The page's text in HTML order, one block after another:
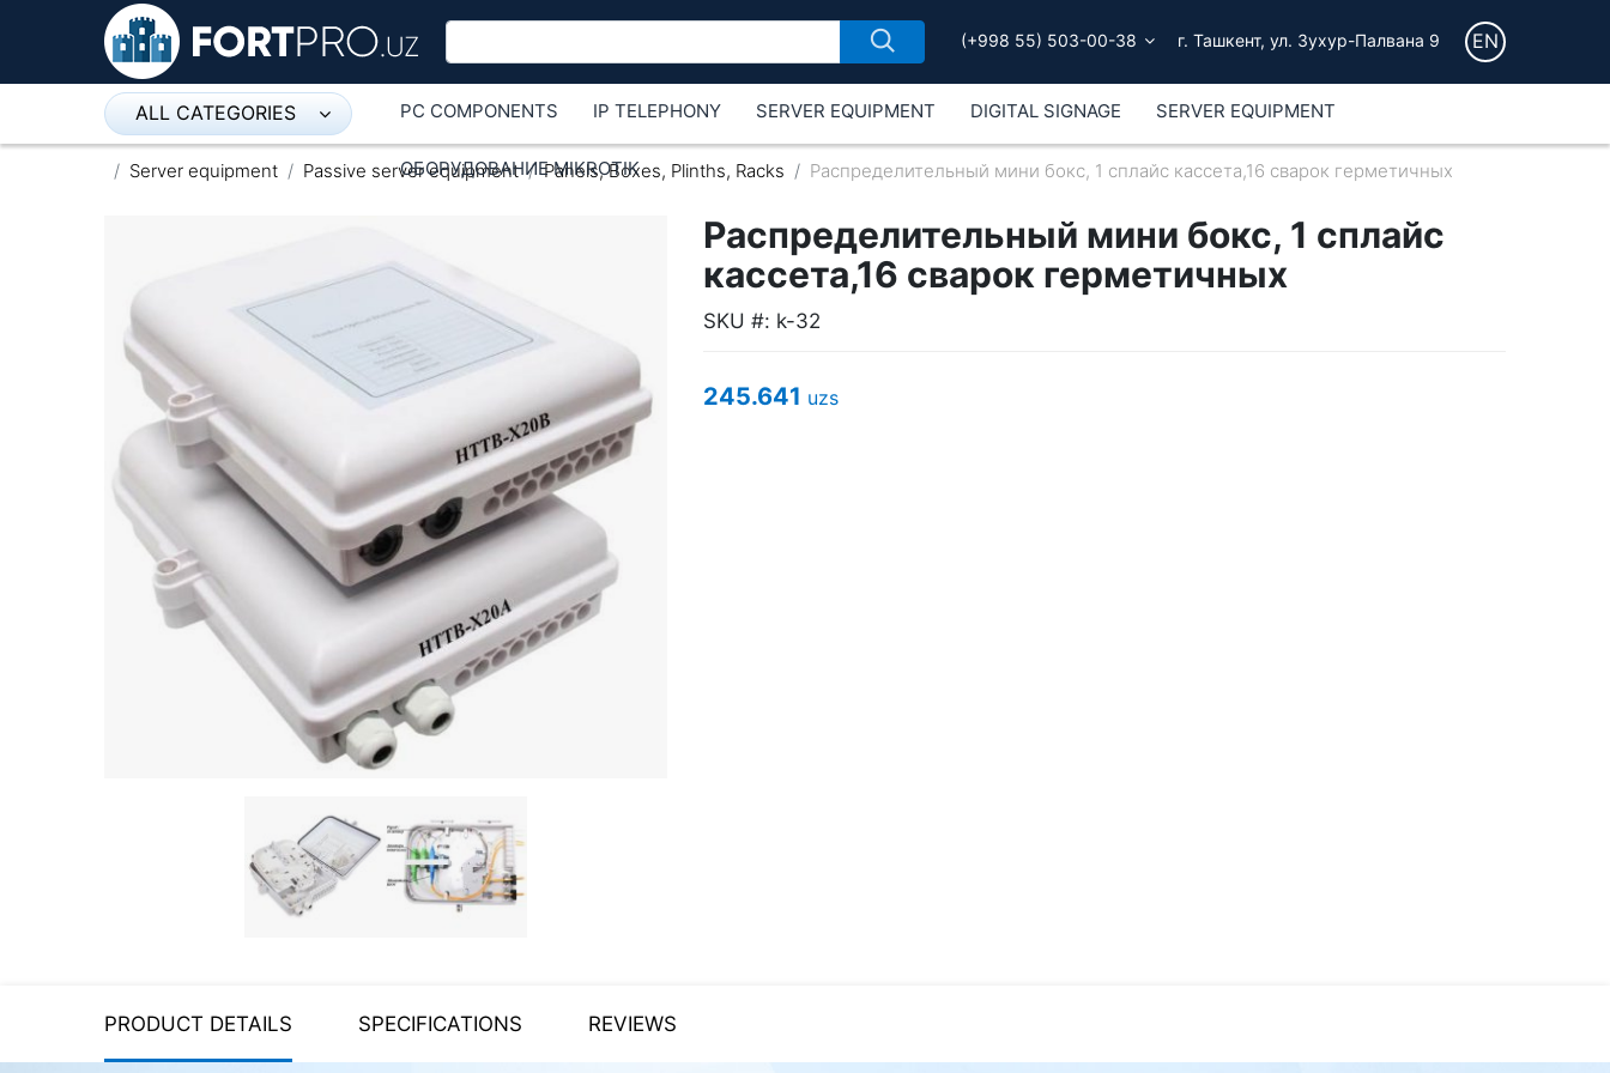
(+998 55) 503-00-38 г. Ташкент, ул. Зухур-Палвана 9 EN
ALL CATEGORIES
Микрофон
Пылесос
Спикерфон
ADSL, Wan / Lan Routers, Wi-Fi
IP Telephony
Stereo systems
Server equipment
UPS Uninterruptible Power
Mouses and keybords
Server equipment
Video conferencing
PC COMPONENTS IP TELEPHONY SERVER EQUIPMENT DIGITAL SIGNAGE SERVER EQUIPMENT
ОБОРУДОВАНИЕ MIKROTIK
Server equipment Passive server equipment Panels, Boxes, Plinths, Racks Распределительный мини бокс, 1 сплайс кассета,16 сварок герметичных
Распределительный мини бокс, 1 сплайс
кассета,16 сварок герметичных
SKU #: k-32
245.641 uzs
PRODUCT DETAILS SPECIFICATIONS REVIEWS